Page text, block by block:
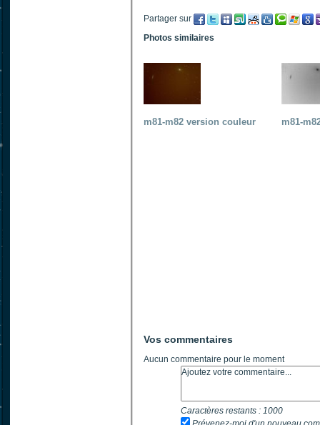
Partager sur
Photos similaires
m81-m82 version couleur m81-
Vos commentaires
Aucun commentaire pour le moment
Caractères restants : 1000